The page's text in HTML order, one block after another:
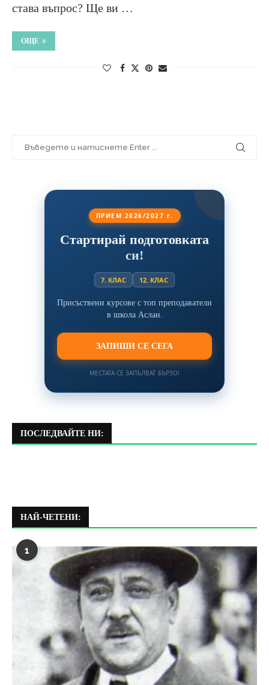
става въпрос? Ще ви …
ОЩЕ
ПРИЕМ 2026/2027 г.
Стартирай подготовката
си!
7. КЛАС 12. КЛАС
Присъствени курсове с топ преподаватели
в школа Аслан.
ЗАПИШИ СЕ СЕГА
МЕСТАТА СЕ ЗАПЪЛВАТ БЪРЗО!
ПОСЛЕДВАЙТЕ НИ:
НАЙ-ЧЕТЕНИ:
1